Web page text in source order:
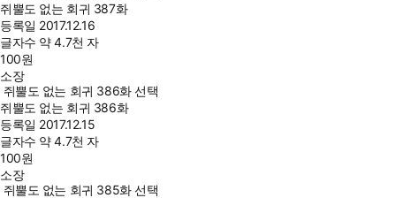
쥐뿔도 없는 회귀 387화
등록일 2017.12.16
글자수 약 4.7천 자
100원
소장
쥐뿔도 없는 회귀 386화 선택
쥐뿔도 없는 회귀 386화
등록일 2017.12.15
글자수 약 4.7천 자
100원
소장
쥐뿔도 없는 회귀 385화 선택